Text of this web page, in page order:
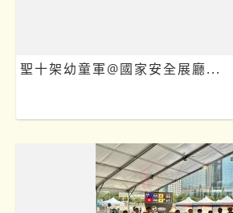
聖十架幼童軍@國家安全展廳...